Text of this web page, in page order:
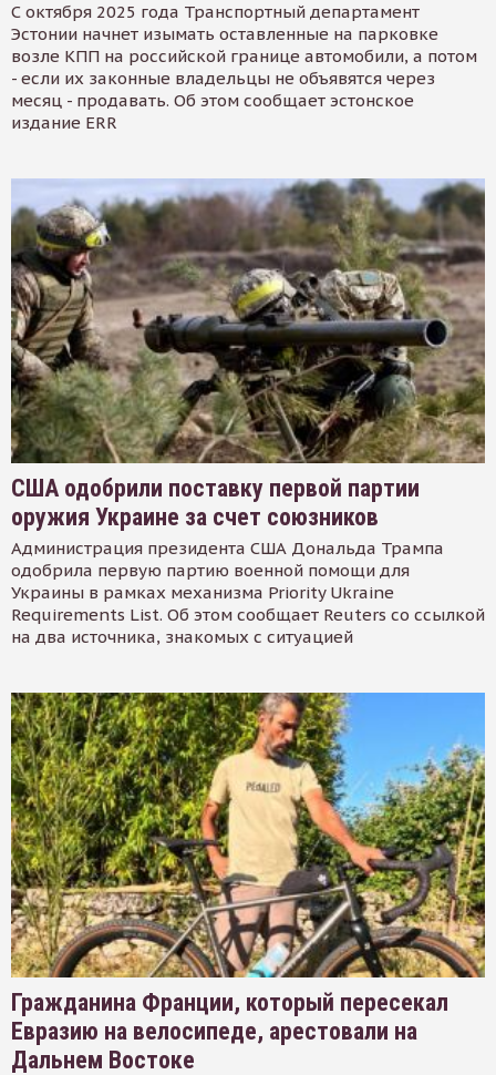
С октября 2025 года Транспортный департамент
Эстонии начнет изымать оставленные на парковке
возле КПП на российской границе автомобили, а потом
- если их законные владельцы не объявятся через
месяц - продавать. Об этом сообщает эстонское
издание ERR
США одобрили поставку первой партии
оружия Украине за счет союзников
Администрация президента США Дональда Трампа
одобрила первую партию военной помощи для
Украины в рамках механизма Priority Ukraine
Requirements List. Об этом сообщает Reuters со ссылкой
на два источника, знакомых с ситуацией
Гражданина Франции, который пересекал
Евразию на велосипеде, арестовали на
Дальнем Востоке